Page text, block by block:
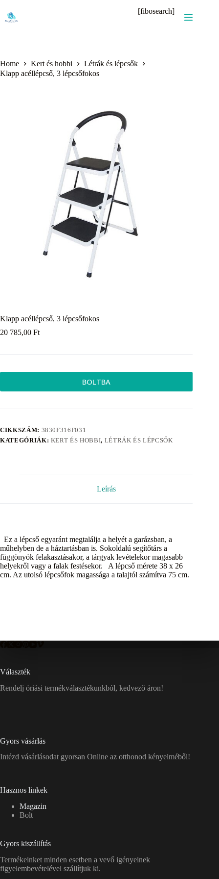
content
[fibosearch]
Home Kert és hobbi
Létrák és lépcsők
Klapp acéllépcső, 3 lépcsőfokos
Klapp acéllépcső, 3 lépcsőfokos
20 785,00 Ft
BOLTBA
CIKKSZÁM: 3830F316F031
KATEGÓRIÁK: KERT ÉS HOBBI, LÉTRÁK ÉS LÉPCSŐK
Leírás
Ez a lépcső egyaránt megtalálja a helyét a garázsban, a
műhelyben de a háztartásban is. Sokoldalú segítőtárs a
függönyök felakasztásakor, a tárgyak levételekor magasabb
helyekről vagy a falak festésekor. A lépcső mérete 38 x 26
cm. Az utolsó lépcsőfok magassága a talajtól számítva 75 cm.
Választék
Rendelj óriási termékválasztékunkból, kedvező áron!
Gyors vásárlás
Intézd vásárlásodat gyorsan Online az otthonod kényelméből!
Hasznos linkek
Magazin
Bolt
Gyors kiszállítás
Termékeinket minden esetben a vevő igényeinek
figyelembevételével szállítjuk ki.